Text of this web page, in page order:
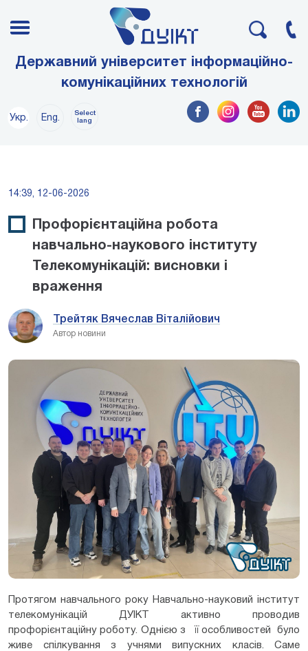
Державний університет інформаційно-
комунікаційних технологій
Укр. Eng.
Select
lang
14:39, 12-06-2026
Профорієнтаційна робота
навчально-наукового інституту
Телекомунікацій: висновки і
враження
Трейтяк Вячеслав Віталійович
Автор новини
Протягом навчального року Навчально-науковий інститут
телекомунікацій ДУІКТ активно проводив
профорієнтаційну роботу. Однією з її особливостей було
живе спілкування з учнями випускних класів. Саме